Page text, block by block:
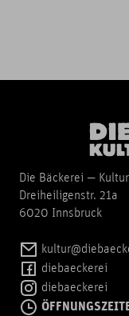
Die Bäckerei —
Dreiheiligenstr. 21a
6020 Innsbruck
diebaeckerei
diebaeckerei